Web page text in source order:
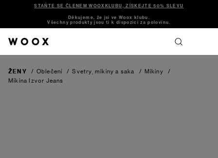
STAŇTE SE ČLENEM WOOXKLUBU, ZÍSKEJTE 50% SLEVU
Děkujeme, že jsi ve Woox klubu.
Všechny produkty jsou ti k dispozici za polovinu.
ŽENY / Oblečení / Svetry, mikiny a saka / Mikiny
/
Mikina Izvor Jeans